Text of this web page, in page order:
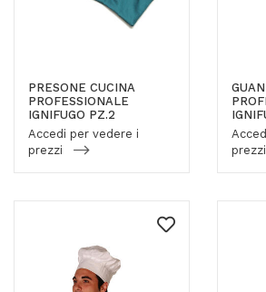
PRESONE CUCINA
PROFESSIONALE
IGNIFUGO PZ.2
Accedi per vedere i
prezzi
prezzi